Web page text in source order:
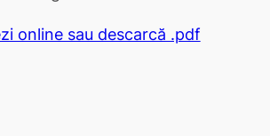
online sau descarcă .pdf